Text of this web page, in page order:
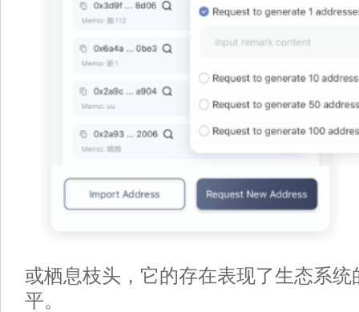
或栖息枝头，它的存在表现了生态系统
平。